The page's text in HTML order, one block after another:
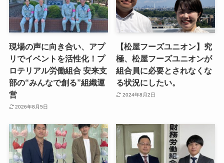
現場の声に向き合い、アプ
リでイベントを活性化！プ
ロテリアル労働組合 安来支
部の“みんなで創る”組織運
営
2026年8月5日
【松屋フーズユニオン】究
極、松屋フーズユニオンが
組合員に必要とされなくな
る状況にしたい。
2024年8月2日